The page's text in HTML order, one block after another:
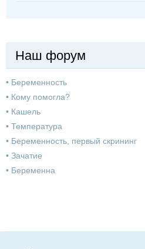
Наш форум
• Беременность
• Кому помогла?
• Кашель
• Температура
• Беременность, первый скрининг
• Зачатие
• Беременна